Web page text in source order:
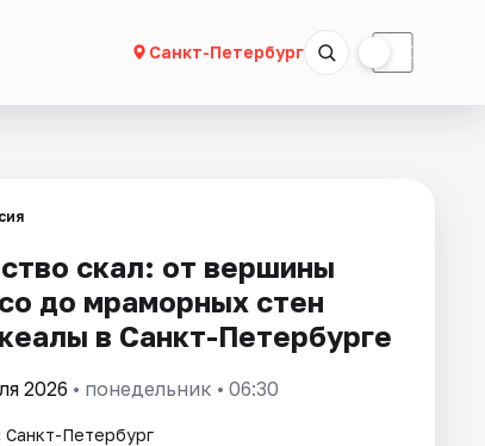
Санкт-Петербург ☾
скал: от вершины
до мраморных стен
в Санкт-Петербурге
2026 • понедельник • 06:30
Санкт-Петербург